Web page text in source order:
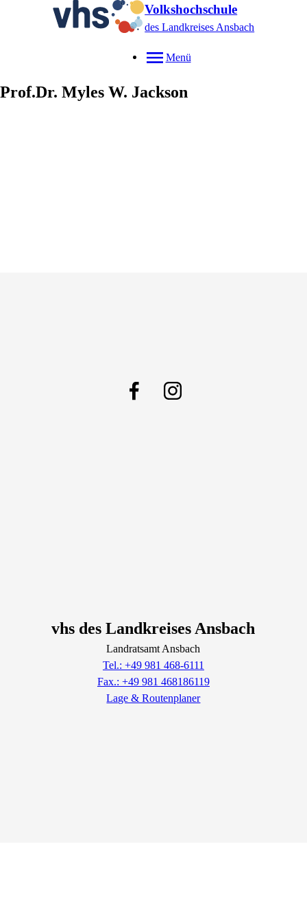
Volkshochschule
des Landkreises Ansbach
Menü
Prof.Dr. Myles W. Jackson
vhs des Landkreises Ansbach
Landratsamt Ansbach
Tel.: +49 981 468-6111
Fax.: +49 981 468186119
Lage & Routenplaner